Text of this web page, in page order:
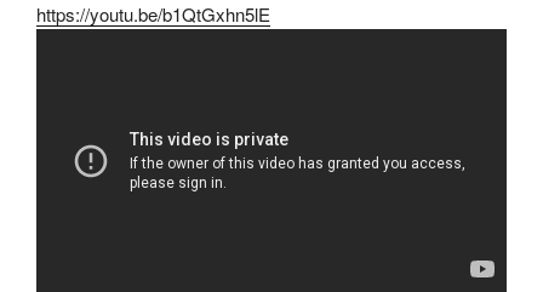
https://youtu.be/b1QtGxhn5lE